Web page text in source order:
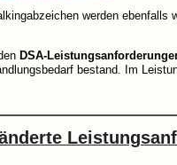
werden ebenfalls
DSA-
bestand. Im